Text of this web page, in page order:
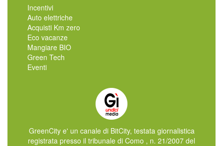
Incentivi
Auto elettriche
Acquisti Km zero
Eco vacanze
Mangiare BIO
Green Tech
Eventi
GreenCity e' un canale di BitCity, testata giornalistica
registrata presso il tribunale di Como , n. 21/2007 del